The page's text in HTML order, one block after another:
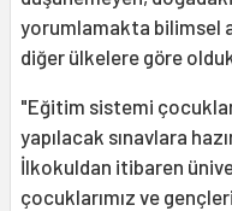
yorumlamakta bilimsel
diğer ülkelere göre
"Eğitim sistemi
yapılacak sınavlara
İlkokuldan itibaren
çocuklarımız ve